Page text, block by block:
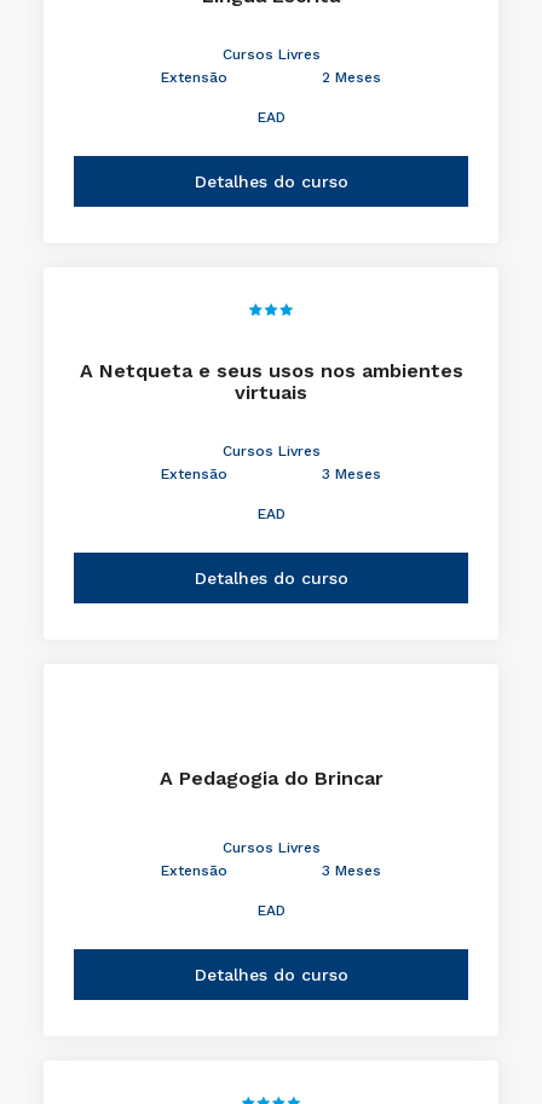
Cursos Livres
Extensão
2 Meses
EAD
Detalhes do curso
A Netqueta e seus usos nos ambientes
virtuais
Cursos Livres
Extensão
3 Meses
EAD
Detalhes do curso
A Pedagogia do Brincar
Cursos Livres
Extensão
3 Meses
EAD
Detalhes do curso